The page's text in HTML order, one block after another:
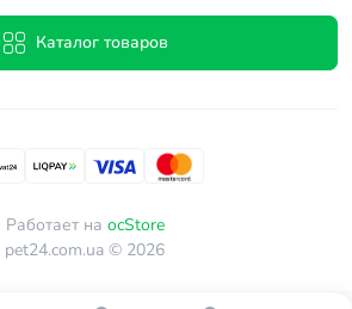
Каталог товаров
Работает на ocStore
pet24.com.ua © 2026